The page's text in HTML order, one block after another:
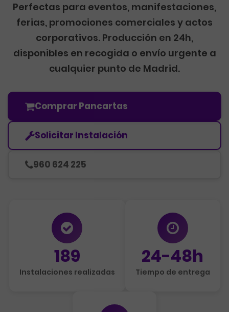
Perfectas para eventos, manifestaciones,
ferias, promociones comerciales y actos
corporativos. Producción en 24h,
disponibles en recogida o envío urgente a
cualquier punto de Madrid.
Comprar Pancartas
Solicitar Instalación
960 624 225
189
Instalaciones realizadas
24-48h
Tiempo de entrega